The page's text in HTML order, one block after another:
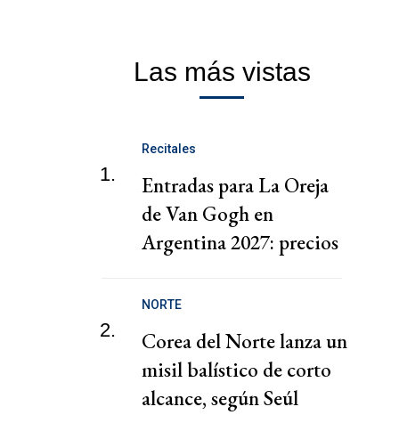
Las más vistas
1.
Recitales
Entradas para La Oreja
de Van Gogh en
Argentina 2027: precios
2.
NORTE
Corea del Norte lanza un
misil balístico de corto
alcance, según Seúl